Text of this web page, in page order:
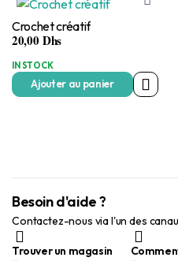
Crochet créatif
20,00Dhs
IN STOCK
Ajouter au panier
Besoin d'aide ?
Contactez-nous via l'un des
Trouver un magasin